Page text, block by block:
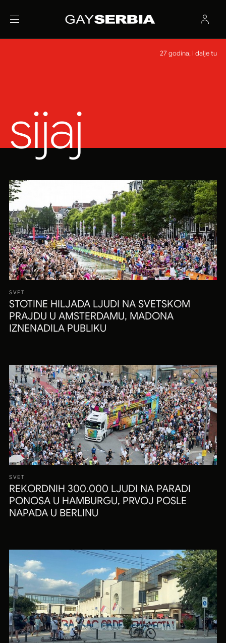
sijaj
27 godina, i dalje tu
SVET
STOTINE HILJADA LJUDI NA SVETSKOM
PRAJDU U AMSTERDAMU, MADONA
IZNENADILA PUBLIKU
SVET
REKORDNIH 300.000 LJUDI NA PARADI
PONOSA U HAMBURGU, PRVOJ POSLE
NAPADA U BERLINU